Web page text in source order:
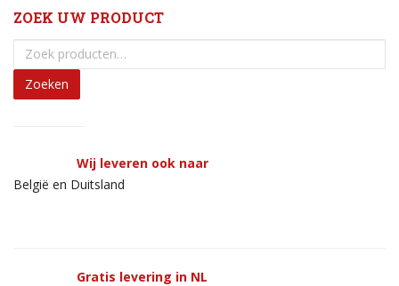
ZOEK UW PRODUCT
Zoeken
Wij leveren ook naar
België en Duitsland
Gratis levering in NL